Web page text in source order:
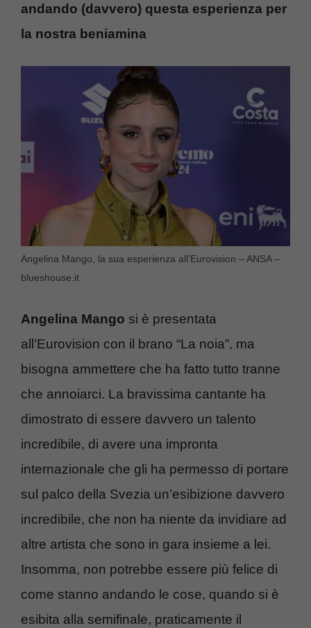
andando (davvero) questa esperienza per
la nostra beniamina
Angelina Mango, la sua esperienza all’Eurovision – ANSA –
blueshouse.it
Angelina Mango si è presentata
all’Eurovision con il brano “La noia”, ma
bisogna ammettere che ha fatto tutto tranne
che annoiarci. La bravissima cantante ha
dimostrato di essere davvero un talento
incredibile, di avere una impronta
internazionale che gli ha permesso di portare
sul palco della Svezia un’esibizione davvero
incredibile, che non ha niente da invidiare ad
altre artista che sono in gara insieme a lei.
Insomma, non potrebbe essere più felice di
come stanno andando le cose, quando si è
esibita alla semifinale, praticamente il